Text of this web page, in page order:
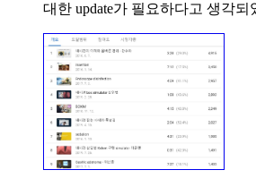
대한 update가 필요하다고 생각되